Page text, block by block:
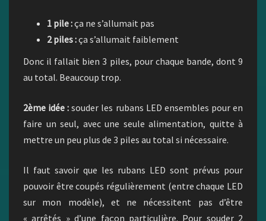
1 pile :ça ne s’allumait pas
2 piles :ça s’allumait faiblement
Donc il fallait bien 3 piles, pour chaque bande, dont 9
au total. Beaucoup trop.
2ème idée : souder les rubans LED ensembles pour en
faire un seul, avec une seule alimentation, quitte à
mettre un peu plus de 3 piles au total si nécessaire.
Il faut savoir que les rubans LED sont prévus pour
pouvoir être coupés régulièrement (entre chaque LED
sur mon modèle), et ne nécessitent pas d’être
« arrêtés » d’une façon particulière. Pour souder 2